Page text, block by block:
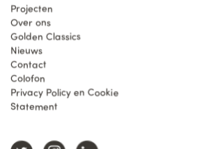
Projecten
Over ons
Golden Classics
Nieuws
Contact
Colofon
Privacy Policy en Cookie
Statement